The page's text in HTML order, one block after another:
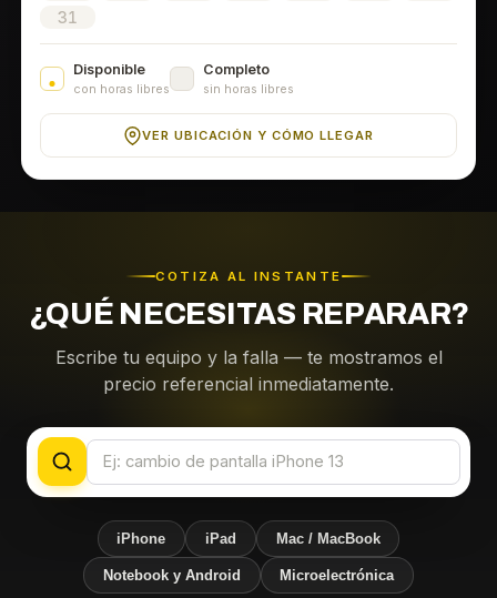
31
Disponible
con horas libres
Completo
sin horas libres
VER UBICACIÓN Y CÓMO LLEGAR
COTIZA AL INSTANTE
¿QUÉ NECESITAS REPARAR?
Escribe tu equipo y la falla — te mostramos el
precio referencial inmediatamente.
iPhone iPad Mac / MacBook
Notebook y Android Microelectrónica